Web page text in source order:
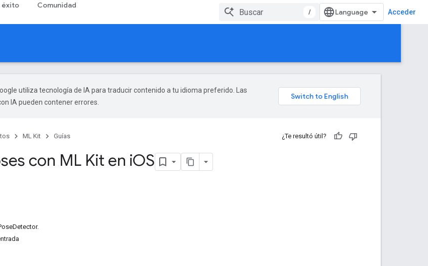
éxito Comunidad
/ Acceder
utiliza tecnología de IA para traducir contenido a tu idioma preferido. Las
IA pueden contener errores.
ML Kit Guías ¿Te resultó útil?
con ML Kit en iOS